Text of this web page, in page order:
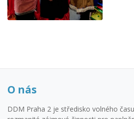
O nás
DDM Praha 2 je středisko volného